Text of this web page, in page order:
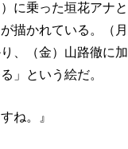
に乗った垣花アナと
描かれている。（
、（金）山路徹に加
」という絵だ。
ね。』